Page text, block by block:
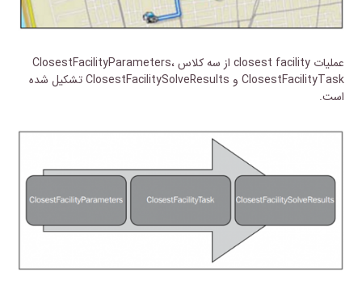
عملیات closest facility از سه کلاس ClosestFacilityParameters،
ClosestFacilityTask و ClosestFacilitySolveResults تشکیل شده
است.